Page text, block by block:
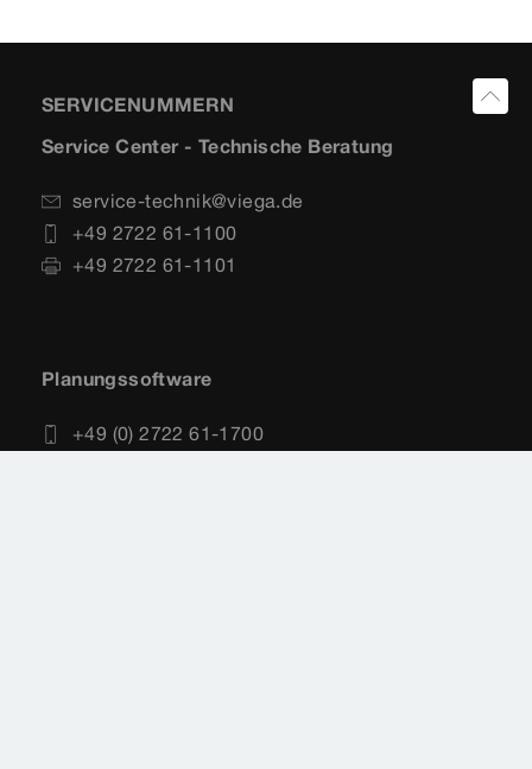
SERVICENUMMERN
Service Center - Technische Beratung
service-technik@viega.de
+49 2722 61-1100
+49 2722 61-1101
Planungssoftware
+49 (0) 2722 61-1700